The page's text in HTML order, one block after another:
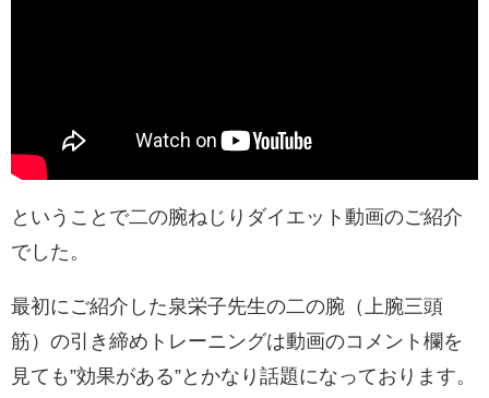
ということで二の腕ねじりダイエット動画のご紹介
でした。
最初にご紹介した泉栄子先生の二の腕（上腕三頭
筋）の引き締めトレーニングは動画のコメント欄を
見ても”効果がある”とかなり話題になっております。